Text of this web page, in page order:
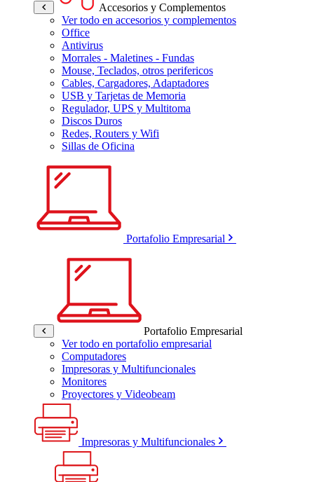
Accesorios y Complementos
Ver todo en accesorios y complementos
Office
Antivirus
Morrales - Maletines - Fundas
Mouse, Teclados, otros perifericos
Cables, Cargadores, Adaptadores
USB y Tarjetas de Memoria
Regulador, UPS y Multitoma
Discos Duros
Redes, Routers y Wifi
Sillas de Oficina
Portafolio Empresarial
Portafolio Empresarial
Ver todo en portafolio empresarial
Computadores
Impresoras y Multifuncionales
Monitores
Proyectores y Videobeam
Impresoras y Multifuncionales